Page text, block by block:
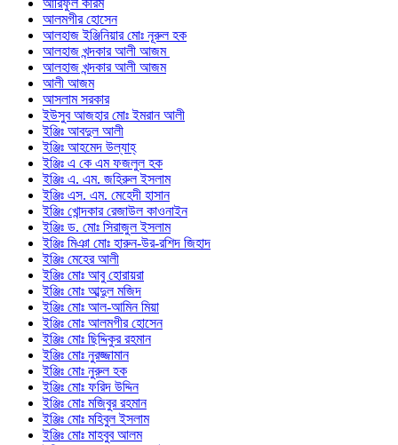
আরিফুল করিম
আলমগীর হোসেন
আলহাজ ইঞ্জিনিয়ার মোঃ নূরুল হক
আলহাজ খন্দকার আলী আজম
আলহাজ খন্দকার আলী আজম
আলী আজম
আসলাম সরকার
ইউসুব আজহার মোঃ ইমরান আলী
ইঞ্জিঃ আবদুল আলী
ইঞ্জিঃ আহমেদ উল্যাহ্
ইঞ্জিঃ এ কে এম ফজলুল হক
ইঞ্জিঃ এ. এম. জহিরুল ইসলাম
ইঞ্জিঃ এস. এম. মেহেদী হাসান
ইঞ্জিঃ খোন্দকার রেজাউল কাওনাইন
ইঞ্জিঃ ড. মোঃ সিরাজুল ইসলাম
ইঞ্জিঃ মিঞা মোঃ হারুন-উর-রশিদ জিহাদ
ইঞ্জিঃ মেহের আলী
ইঞ্জিঃ মোঃ আবু হোরায়রা
ইঞ্জিঃ মোঃ আব্দুল মজিদ
ইঞ্জিঃ মোঃ আল-আমিন মিয়া
ইঞ্জিঃ মোঃ আলমগীর হোসেন
ইঞ্জিঃ মোঃ ছিদ্দিকুর রহমান
ইঞ্জিঃ মোঃ নুরজ্জামান
ইঞ্জিঃ মোঃ নুরুল হক
ইঞ্জিঃ মোঃ ফরিদ উদ্দিন
ইঞ্জিঃ মোঃ মজিবুর রহমান
ইঞ্জিঃ মোঃ মহিবুল ইসলাম
ইঞ্জিঃ মোঃ মাহবুব আলম